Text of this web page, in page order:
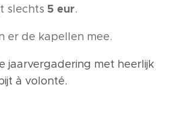
slechts 5 eur.
er de kapellen mee.
jaarvergadering met heerlijk
à volonté.